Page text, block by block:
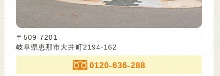
〒509-7201
岐阜県恵那市大井町2194-162
0120-636-288